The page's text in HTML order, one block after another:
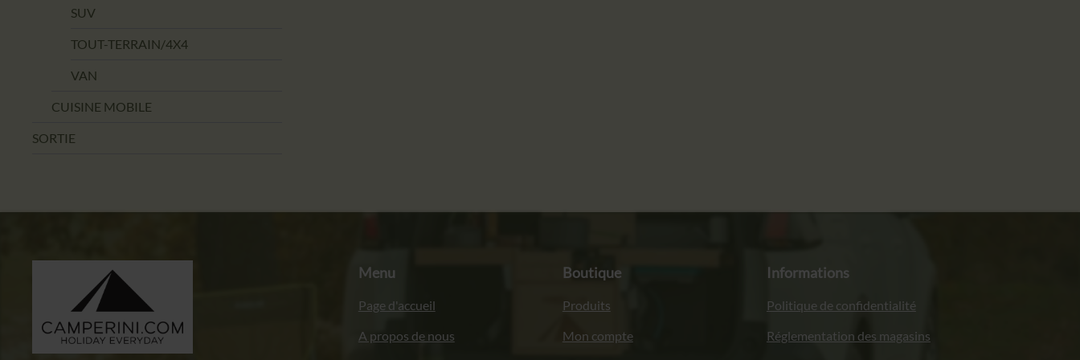
SUV
TOUT-TERRAIN/4X4
VAN
CUISINE MOBILE
SORTIE
Menu
Page d'accueil
A propos de nous
Boutique
Produits
Mon compte
Informations
Politique de confidentialité
Réglementation des magasins